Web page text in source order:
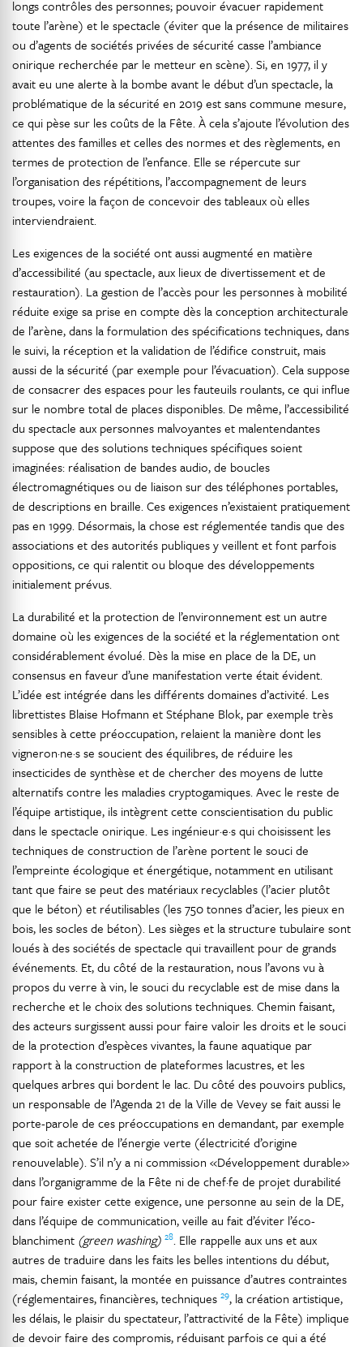
longs contrôles des personnes; pouvoir évacuer rapidement
toute l’arène) et le spectacle (éviter que la présence de militaires
ou d’agents de sociétés privées de sécurité casse l’ambiance
onirique recherchée par le metteur en scène). Si, en 1977, il y
avait eu une alerte à la bombe avant le début d’un spectacle, la
problématique de la sécurité en 2019 est sans commune mesure,
ce qui pèse sur les coûts de la Fête. À cela s’ajoute l’évolution des
attentes des familles et celles des normes et des règlements, en
termes de protection de l’enfance. Elle se répercute sur
l’organisation des répétitions, l’accompagnement de leurs
troupes, voire la façon de concevoir des tableaux où elles
interviendraient.
Les exigences de la société ont aussi augmenté en matière
d’accessibilité (au spectacle, aux lieux de divertissement et de
restauration). La gestion de l’accès pour les personnes à mobilité
réduite exige sa prise en compte dès la conception architecturale
de l’arène, dans la formulation des spécifications techniques, dans
le suivi, la réception et la validation de l’édifice construit, mais
aussi de la sécurité (par exemple pour l’évacuation). Cela suppose
de consacrer des espaces pour les fauteuils roulants, ce qui influe
sur le nombre total de places disponibles. De même, l’accessibilité
du spectacle aux personnes malvoyantes et malentendantes
suppose que des solutions techniques spécifiques soient
imaginées: réalisation de bandes audio, de boucles
électromagnétiques ou de liaison sur des téléphones portables,
de descriptions en braille. Ces exigences n’existaient pratiquement
pas en 1999. Désormais, la chose est réglementée tandis que des
associations et des autorités publiques y veillent et font parfois
oppositions, ce qui ralentit ou bloque des développements
initialement prévus.
La durabilité et la protection de l’environnement est un autre
domaine où les exigences de la société et la réglementation ont
considérablement évolué. Dès la mise en place de la DE, un
consensus en faveur d’une manifestation verte était évident.
L’idée est intégrée dans les différents domaines d’activité. Les
librettistes Blaise Hofmann et Stéphane Blok, par exemple très
sensibles à cette préoccupation, relaient la manière dont les
vigneron·ne·s se soucient des équilibres, de réduire les
insecticides de synthèse et de chercher des moyens de lutte
alternatifs contre les maladies cryptogamiques. Avec le reste de
l’équipe artistique, ils intègrent cette conscientisation du public
dans le spectacle onirique. Les ingénieur·e·s qui choisissent les
techniques de construction de l’arène portent le souci de
l’empreinte écologique et énergétique, notamment en utilisant
tant que faire se peut des matériaux recyclables (l’acier plutôt
que le béton) et réutilisables (les 750 tonnes d’acier, les pieux en
bois, les socles de béton). Les sièges et la structure tubulaire sont
loués à des sociétés de spectacle qui travaillent pour de grands
événements. Et, du côté de la restauration, nous l’avons vu à
propos du verre à vin, le souci du recyclable est de mise dans la
recherche et le choix des solutions techniques. Chemin faisant,
des acteurs surgissent aussi pour faire valoir les droits et le souci
de la protection d’espèces vivantes, la faune aquatique par
rapport à la construction de plateformes lacustres, et les
quelques arbres qui bordent le lac. Du côté des pouvoirs publics,
un responsable de l’Agenda 21 de la Ville de Vevey se fait aussi le
porte-parole de ces préoccupations en demandant, par exemple
que soit achetée de l’énergie verte (électricité d’origine
renouvelable). S’il n’y a ni commission «Développement durable»
dans l’organigramme de la Fête ni de chef·fe de projet durabilité
pour faire exister cette exigence, une personne au sein de la DE,
dans l’équipe de communication, veille au fait d’éviter l’éco-
blanchiment (green washing) 28. Elle rappelle aux uns et aux
autres de traduire dans les faits les belles intentions du début,
mais, chemin faisant, la montée en puissance d’autres contraintes
(réglementaires, financières, techniques 29, la création artistique,
les délais, le plaisir du spectateur, l’attractivité de la Fête) implique
de devoir faire des compromis, réduisant parfois ce qui a été